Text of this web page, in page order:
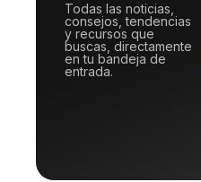
Todas las noticias,
consejos, tendencias
y recursos que
buscas, directamente
en tu bandeja de
entrada.